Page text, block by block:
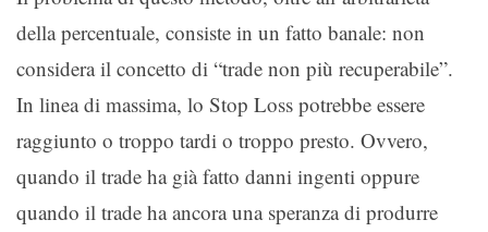
della percentuale, consiste in un fatto banale: non
considera il concetto di “trade non più recuperabile”.
In linea di massima, lo Stop Loss potrebbe essere
raggiunto o troppo tardi o troppo presto. Ovvero,
quando il trade ha già fatto danni ingenti oppure
quando il trade ha ancora una speranza di produrre